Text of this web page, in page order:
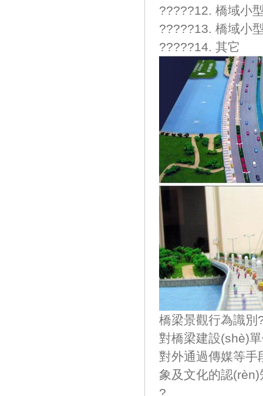
?????12. 橋域小
?????13. 橋域小
?????14. 其它
橋梁景觀行為識
對橋梁建設(shè)單
對外通過傳媒等手段
象及文化的認(rèn)知
?